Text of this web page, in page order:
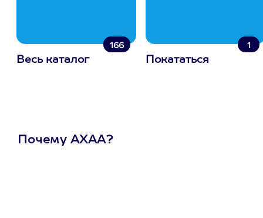
166
Весь каталог
1
Покататься
Почему АХАА?